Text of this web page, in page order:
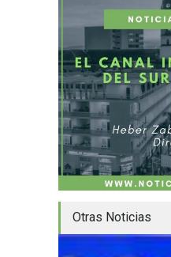
Otras Noticias